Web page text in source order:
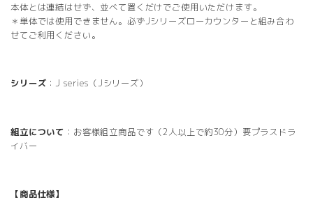
本体とは連結はせず、並べて置くだけでご使用いただけます。
＊単体では使用できません。必ずJシリーズローカウンターと組み合わ
せてご利用ください。
シリーズ ：J series（Jシリーズ）
組立について ：お客様組立商品です（2人以上で約30分）要プラスドラ
イバー
【商品仕様】